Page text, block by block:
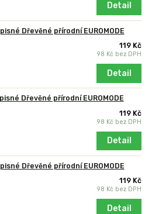
Detail
Dřevěné přírodní EUROMODE
119 Kč
98 Kč bez DPH
Detail
Dřevěné přírodní EUROMODE
119 Kč
98 Kč bez DPH
Detail
Dřevěné přírodní EUROMODE
119 Kč
98 Kč bez DPH
Detail